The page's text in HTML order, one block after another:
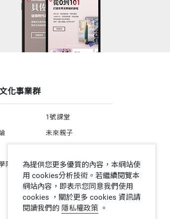
化事業群
院
1號課堂
未來親子
為提供您更多優質的內容，本網站使
用 cookies分析技術。若繼續閱覽本
網站內容，即表示您同意我們使用
cookies ，關於更多 cookies 資訊請
閱讀我們的 隱私權政策 。